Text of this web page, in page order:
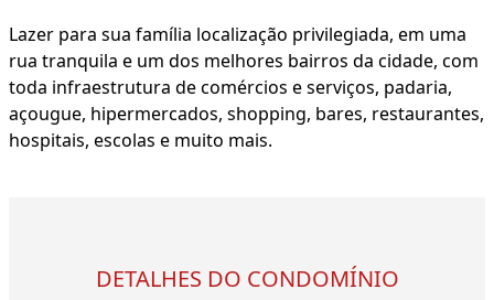
Lazer para sua família localização privilegiada, em uma
rua tranquila e um dos melhores bairros da cidade, com
toda infraestrutura de comércios e serviços, padaria,
açougue, hipermercados, shopping, bares, restaurantes,
hospitais, escolas e muito mais.
DETALHES DO CONDOMÍNIO